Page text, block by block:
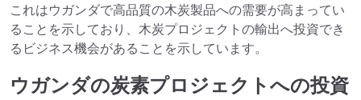
これはウガンダで高品質の木炭製品への需要が高まってい
ることを示しており、木炭プロジェクトの輸出へ投資でき
るビジネス機会があることを示しています。
ウガンダの炭素プロジェクトへの投資